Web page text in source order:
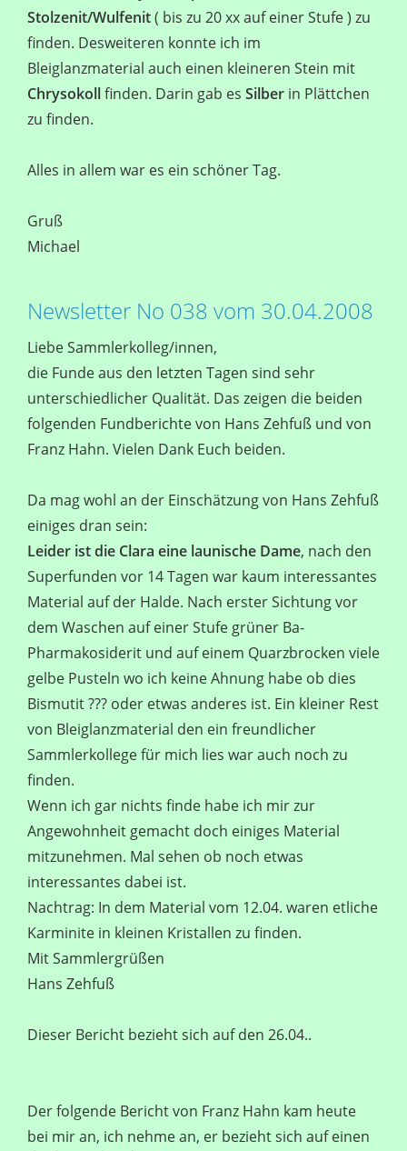
Stolzenit/Wulfenit( bis zu 20 xx auf einer Stufe ) zu
finden. Desweiteren konnte ich im
Bleiglanzmaterial auch einen kleineren Stein mit
Chrysokollfinden. Darin gab es Silber in Plättchen
zu finden.
Alles in allem war es ein schöner Tag.
Gruß
Michael
Newsletter No 038 vom 30.04.2008
Liebe Sammlerkolleg/innen,
die Funde aus den letzten Tagen sind sehr
unterschiedlicher Qualität. Das zeigen die beiden
folgenden Fundberichte von Hans Zehfuß und von
Franz Hahn. Vielen Dank Euch beiden.
Da mag wohl an der Einschätzung von Hans Zehfuß
einiges dran sein:
Leider ist die Clara eine launische Dame, nach den
Superfunden vor 14 Tagen war kaum interessantes
Material auf der Halde. Nach erster Sichtung vor
dem Waschen auf einer Stufe grüner Ba-
Pharmakosiderit und auf einem Quarzbrocken viele
gelbe Pusteln wo ich keine Ahnung habe ob dies
Bismutit ??? oder etwas anderes ist. Ein kleiner Rest
von Bleiglanzmaterial den ein freundlicher
Sammlerkollege für mich lies war auch noch zu
finden.
Wenn ich gar nichts finde habe ich mir zur
Angewohnheit gemacht doch einiges Material
mitzunehmen. Mal sehen ob noch etwas
interessantes dabei ist.
Nachtrag: In dem Material vom 12.04. waren etliche
Karminite in kleinen Kristallen zu finden.
Mit Sammlergrüßen
Hans Zehfuß
Dieser Bericht bezieht sich auf den 26.04..
Der folgende Bericht von Franz Hahn kam heute
bei mir an, ich nehme an, er bezieht sich auf einen